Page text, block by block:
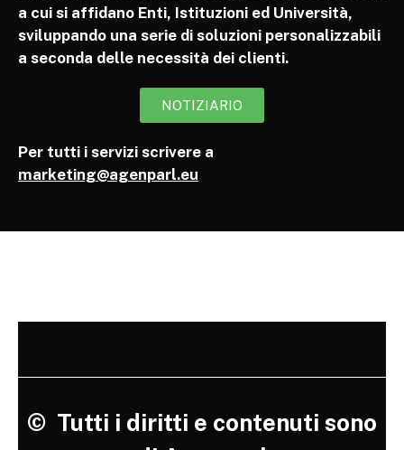
a cui si affidano Enti, Istituzioni ed Università,
sviluppando una serie di soluzioni personalizzabili
a seconda delle necessità dei clienti.
NOTIZIARIO
Per tutti i servizi scrivere a
marketing@agenparl.eu
© Tutti i diritti e contenuti sono